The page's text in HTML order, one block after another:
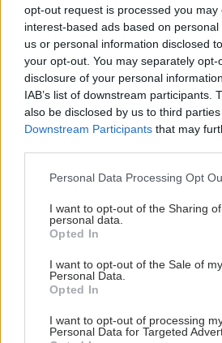
opt-out request is processed you may
interest-based ads based on
us or personal information disclosed
your opt-out. You may separately
disclosure of your personal
IAB’s list of downstream participants.
also be disclosed by us to third
Downstream Participants that may
Please note that this website/app
not limited to your visit or usage
grant or deny consent to Google and
use your data for below specified
consent section.
Personal Data Processing Opt
I want to opt-out of the Sharing
personal data.
Opted In
I want to opt-out of the Sale of my
Personal Data.
Opted In
I want to opt-out of processing
Personal Data for Targeted